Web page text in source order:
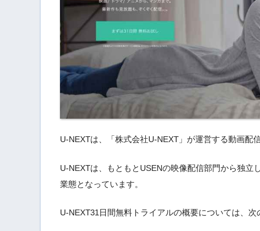
U-NEXTは、「株式会社U-NEXT」が運営する動画配
U-NEXTは、もともとUSENの映像配信部門から独立
業態となっています。
U-NEXT31日間無料トライアルの概要については、次